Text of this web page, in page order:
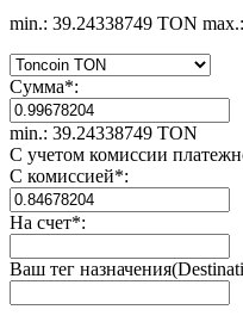
min.: 39.24338749 TON
Сумма*:
min.: 39.24338749 TON
С учетом комиссии
С комиссией*:
На счет*:
Ваш тег